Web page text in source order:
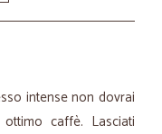
intense non dovrai
caffè. Lasciati